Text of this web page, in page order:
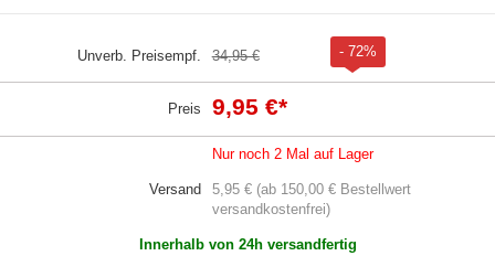
Unverb. Preisempf. 34,95 € - 72%
Preis 9,95 €*
Nur noch 2 Mal auf Lager
Versand
5,95 € (ab 150,00 € Bestellwert
versandkostenfrei)
Innerhalb von 24h versandfertig